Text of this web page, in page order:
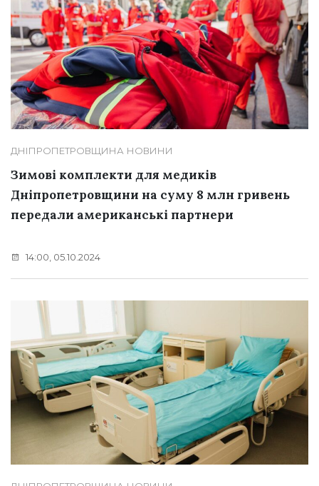
ДНІПРОПЕТРОВЩИНА НОВИНИ
Зимові комплекти для медиків
Дніпропетровщини на суму 8 млн гривень
передали американські партнери
14:00, 05.10.2024